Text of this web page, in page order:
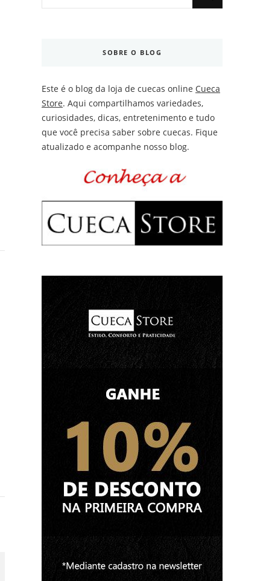
SOBRE O BLOG
Este é o blog da loja de cuecas online Cueca
Store. Aqui compartilhamos variedades,
curiosidades, dicas, entretenimento e tudo
que você precisa saber sobre cuecas. Fique
atualizado e acompanhe nosso blog.